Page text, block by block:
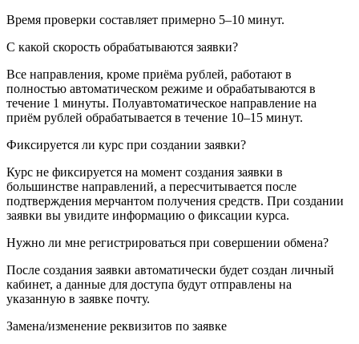
Время проверки составляет примерно 5–10 минут.
С какой скорость обрабатываются заявки?
Все направления, кроме приёма рублей, работают в
полностью автоматическом режиме и обрабатываются в
течение 1 минуты. Полуавтоматическое направление на
приём рублей обрабатывается в течение 10–15 минут.
Фиксируется ли курс при создании заявки?
Курс не фиксируется на момент создания заявки в
большинстве направлений, а пересчитывается после
подтверждения мерчантом получения средств. При создании
заявки вы увидите информацию о фиксации курса.
Нужно ли мне регистрироваться при совершении обмена?
После создания заявки автоматически будет создан личный
кабинет, а данные для доступа будут отправлены на
указанную в заявке почту.
Замена/изменение реквизитов по заявке